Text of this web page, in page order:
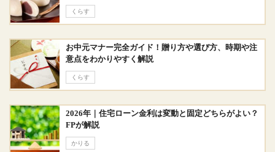
くらす
お中元マナー完全ガイド！贈り方や選び方、時期や注
意点をわかりやすく解説
くらす
2026年｜住宅ローン金利は変動と固定どちらがよい？
FPが解説
かりる